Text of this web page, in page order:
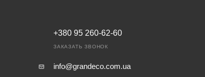
+380 95 260-62-60
ЗАКАЗАТЬ ЗВОНОК
info@grandeco.com.ua